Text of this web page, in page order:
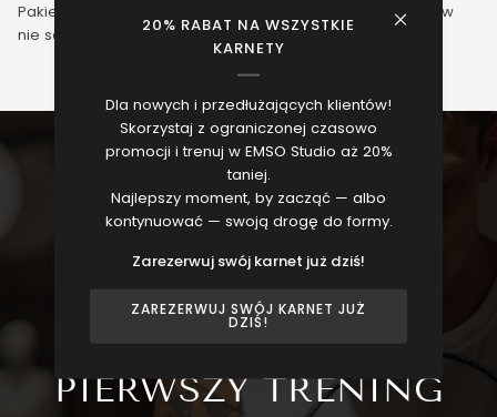
Pakiety są miesięczne, niewykorzystane treningi z pakietów
nie są przenoszone na kolejny miesiąc.
PIERWSZY TRENING
20% RABAT NA WSZYSTKIE
KARNETY
Dla nowych i przedłużających klientów!
Skorzystaj z ograniczonej czasowo
promocji i trenuj w EMSO Studio aż 20%
taniej.
Najlepszy moment, by zacząć — albo
kontynuować — swoją drogę do formy.
Zarezerwuj swój karnet już dziś!
ZAREZERWUJ SWÓJ KARNET JUŻ
DZIŚ!